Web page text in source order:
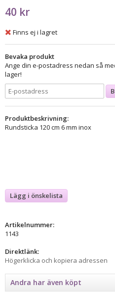
40 kr
Finns ej i lagret
Bevaka produkt
Ange din e-postadress nedan så
lager!
Produktbeskrivning:
Rundsticka 120 cm 6 mm inox
Lägg i önskelista
Artikelnummer:
1143
Direktlänk:
Högerklicka och kopiera adressen
Andra har även köpt